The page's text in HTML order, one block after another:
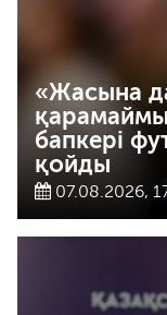
«Жасына
бапкері
қойды
07.08.2026,